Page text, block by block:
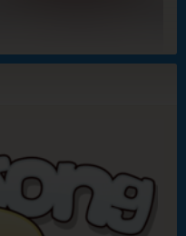
Icecream Deluxe
Sunsets